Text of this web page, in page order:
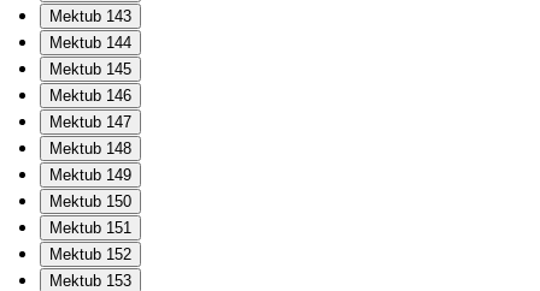
Mektub 143
Mektub 144
Mektub 145
Mektub 146
Mektub 147
Mektub 148
Mektub 149
Mektub 150
Mektub 151
Mektub 152
Mektub 153